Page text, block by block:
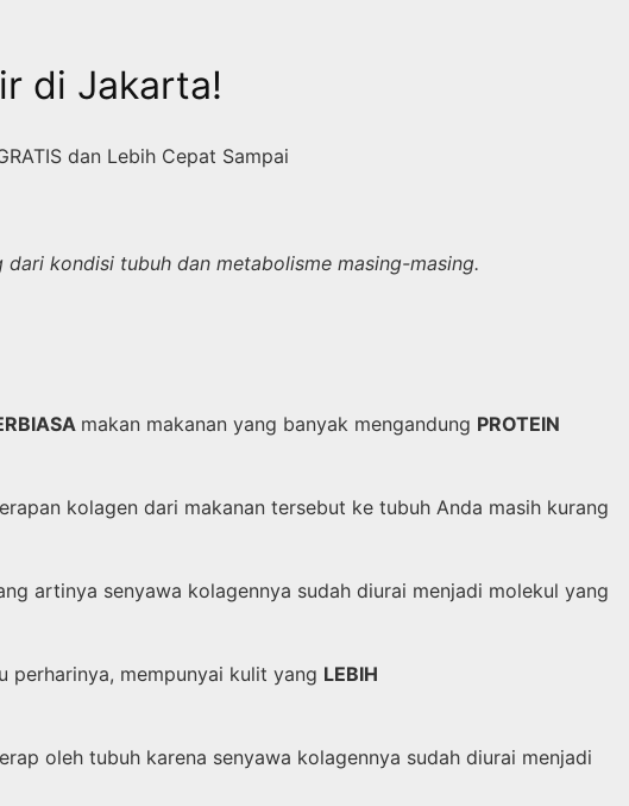
di Jakarta!
dan Lebih Cepat Sampai
kondisi tubuh dan metabolisme masing-masing.
makan makanan yang banyak mengandung PROTEIN
kolagen dari makanan tersebut ke tubuh Anda masih kurang
artinya senyawa kolagennya sudah diurai menjadi molekul yang
perharinya, mempunyai kulit yang LEBIH
oleh tubuh karena senyawa kolagennya sudah diurai menjadi